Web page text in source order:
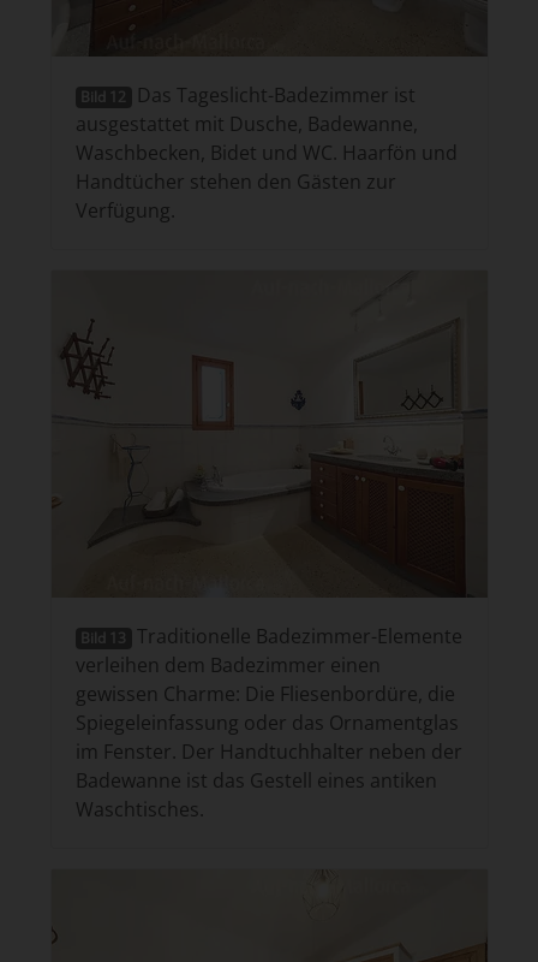
Bild 12
Das Tageslicht-Badezimmer ist
ausgestattet mit Dusche, Badewanne,
Waschbecken, Bidet und WC. Haarfön und
Handtücher stehen den Gästen zur
Verfügung.
Bild 13 Traditionelle Badezimmer-Elemente
verleihen dem Badezimmer einen
gewissen Charme: Die Fliesenbordüre, die
Spiegeleinfassung oder das Ornamentglas
im Fenster. Der Handtuchhalter neben der
Badewanne ist das Gestell eines antiken
Waschtisches.